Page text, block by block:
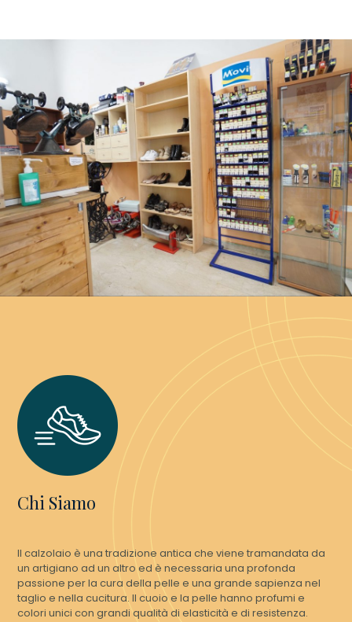
Chi Siamo
Il calzolaio è una tradizione antica che viene tramandata da
un artigiano ad un altro ed è necessaria una profonda
passione per la cura della pelle e una grande sapienza nel
taglio e nella cucitura. Il cuoio e la pelle hanno profumi e
colori unici con grandi qualità di elasticità e di resistenza.